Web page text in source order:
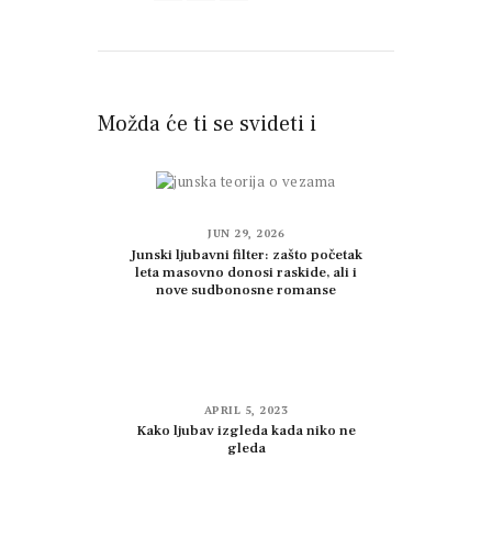
Možda će ti se svideti i
JUN 29, 2026
Junski ljubavni filter: zašto početak
leta masovno donosi raskide, ali i
nove sudbonosne romanse
APRIL 5, 2023
Kako ljubav izgleda kada niko ne
gleda